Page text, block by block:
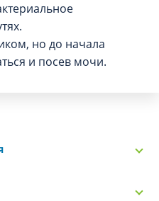
но до начала
и посев мочи.